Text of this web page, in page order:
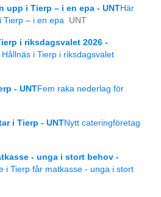
upp i Tierp – i en epa - UNTHär
Tierp – i en epa UNT
i riksdagsvalet 2026 -
i Tierp i riksdagsvalet
- UNTFem raka nederlag för
i Tierp - UNTNytt cateringföretag
- unga i stort behov -
i Tierp får matkasse - unga i stort